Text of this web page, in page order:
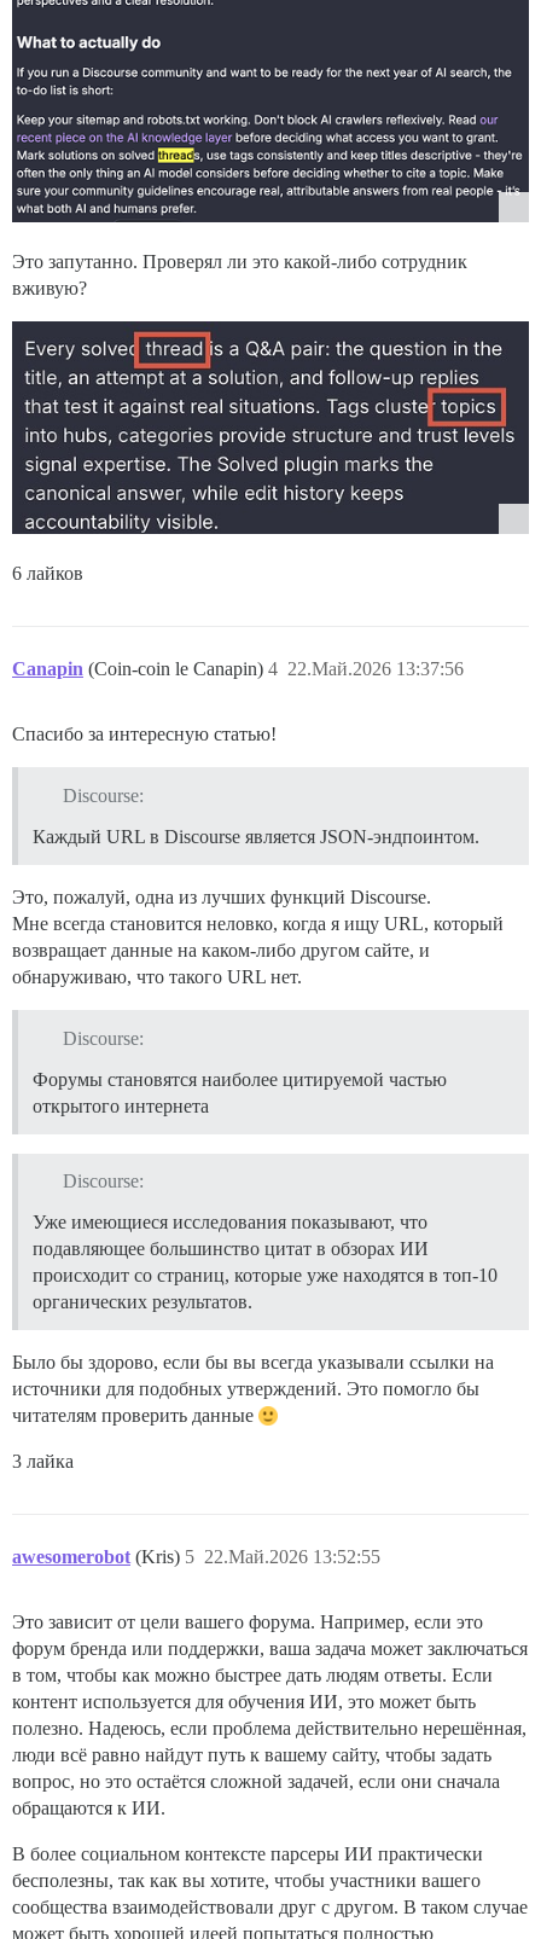
Это запутанно. Проверял ли это какой-либо сотрудник
вживую?
6 лайков
Canapin (Coin-coin le Canapin) 22.Май.2026 13:37:56
4
Спасибо за интересную статью!
Discourse:
Каждый URL в Discourse является JSON-эндпоинтом.
Это, пожалуй, одна из лучших функций Discourse.
Мне всегда становится неловко, когда я ищу URL, который
возвращает данные на каком-либо другом сайте, и
обнаруживаю, что такого URL нет.
Discourse:
Форумы становятся наиболее цитируемой частью
открытого интернета
Discourse:
Уже имеющиеся исследования показывают, что
подавляющее большинство цитат в обзорах ИИ
происходит со страниц, которые уже находятся в топ-10
органических результатов.
Было бы здорово, если бы вы всегда указывали ссылки на
источники для подобных утверждений. Это помогло бы
читателям проверить данные
3 лайка
awesomerobot (Kris) 22.Май.2026 13:52:55
5
Это зависит от цели вашего форума. Например, если это
форум бренда или поддержки, ваша задача может заключаться
в том, чтобы как можно быстрее дать людям ответы. Если
контент используется для обучения ИИ, это может быть
полезно. Надеюсь, если проблема действительно нерешённая,
люди всё равно найдут путь к вашему сайту, чтобы задать
вопрос, но это остаётся сложной задачей, если они сначала
обращаются к ИИ.
В более социальном контексте парсеры ИИ практически
бесполезны, так как вы хотите, чтобы участники вашего
сообщества взаимодействовали друг с другом. В таком случае
может быть хорошей идеей попытаться полностью